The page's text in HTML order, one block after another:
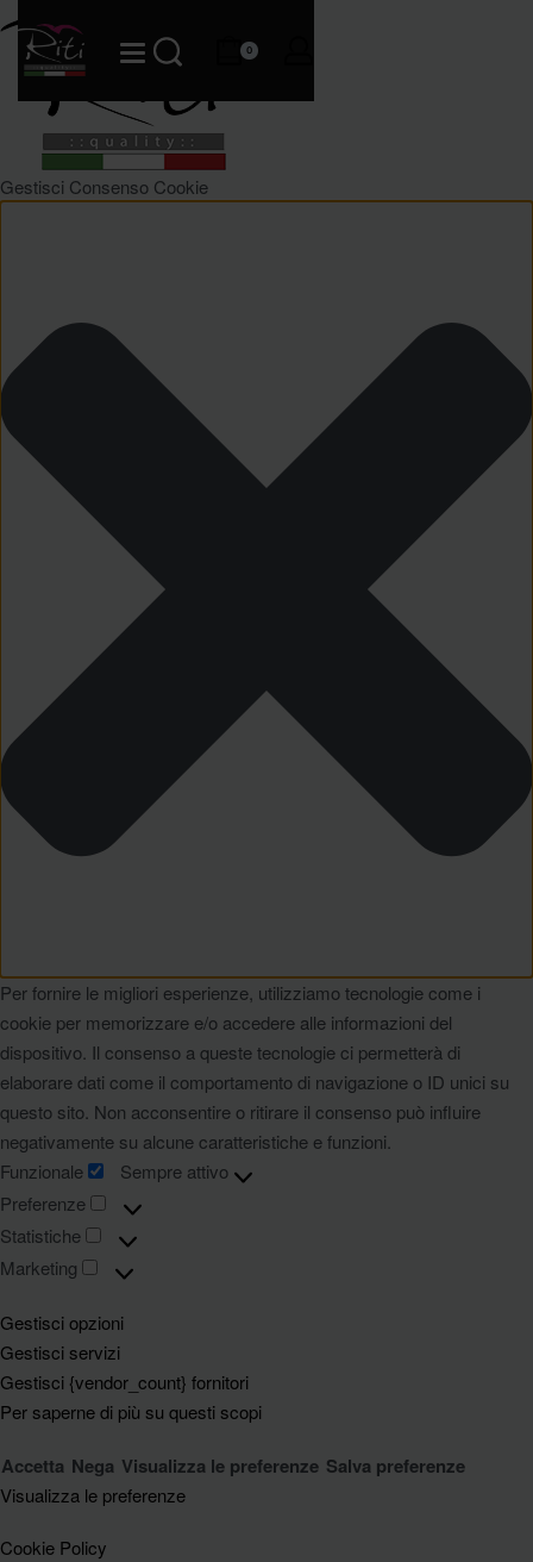
Gestisci Consenso Cookie
Per fornire le migliori esperienze, utilizziamo tecnologie come i
cookie per memorizzare e/o accedere alle informazioni del
dispositivo. Il consenso a queste tecnologie ci permetterà di
elaborare dati come il comportamento di navigazione o ID unici su
questo sito. Non acconsentire o ritirare il consenso può influire
negativamente su alcune caratteristiche e funzioni.
Funzionale
Sempre attivo
Preferenze
Statistiche
Marketing
Gestisci opzioni
Gestisci servizi
Gestisci {vendor_count} fornitori
Per saperne di più su questi scopi
Accetta Nega Visualizza le preferenze Salva preferenze
Visualizza le preferenze
Cookie Policy
0